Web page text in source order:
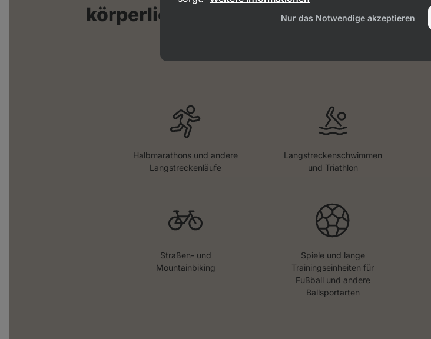
körperliche Aktivitäten, die länger als
Halbmarathons und andere
Langstreckenläufe
Langstreckenschwimmen
und Triathlon
Straßen- und
Mountainbiking
Spiele und lange
Trainingseinheiten für
Fußball und andere
Ballsportarten
Nur das Notwendige akzeptieren